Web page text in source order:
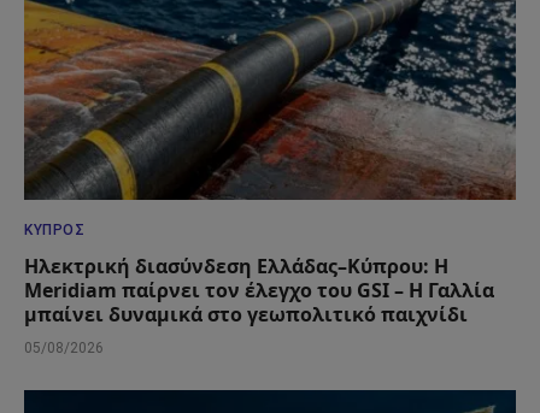
ΚΎΠΡΟΣ
Ηλεκτρική διασύνδεση Ελλάδας–Κύπρου: Η
Meridiam παίρνει τον έλεγχο του GSI – Η Γαλλία
μπαίνει δυναμικά στο γεωπολιτικό παιχνίδι
05/08/2026